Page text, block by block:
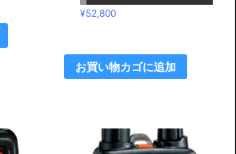
¥52,800
お買い物カゴに追加